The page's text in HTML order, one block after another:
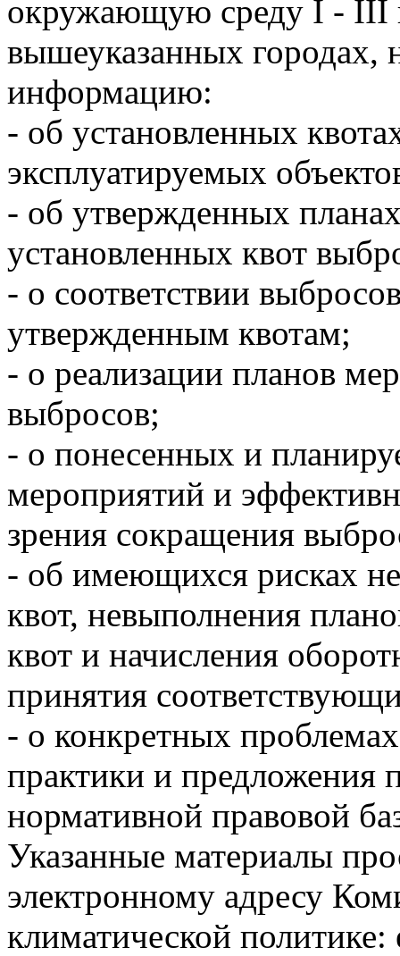
окружающую среду I - III
вышеуказанных городах,
информацию:
- об установленных
эксплуатируемых
- об утвержденных
установленных квот
- о соответствии
утвержденным квотам;
- о реализации планов
выбросов;
- о понесенных и
мероприятий и
зрения сокращения
- об имеющихся рисках
квот, невыполнения
квот и начисления
принятия
- о конкретных
практики и предложения
нормативной правовой
Указанные материалы
электронному адресу
климатической политике: